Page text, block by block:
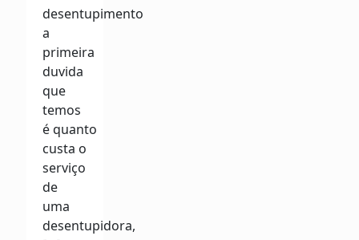
desentupimento
a
primeira
duvida
que
temos
é quanto
custa o
serviço
de
uma
desentupidora,